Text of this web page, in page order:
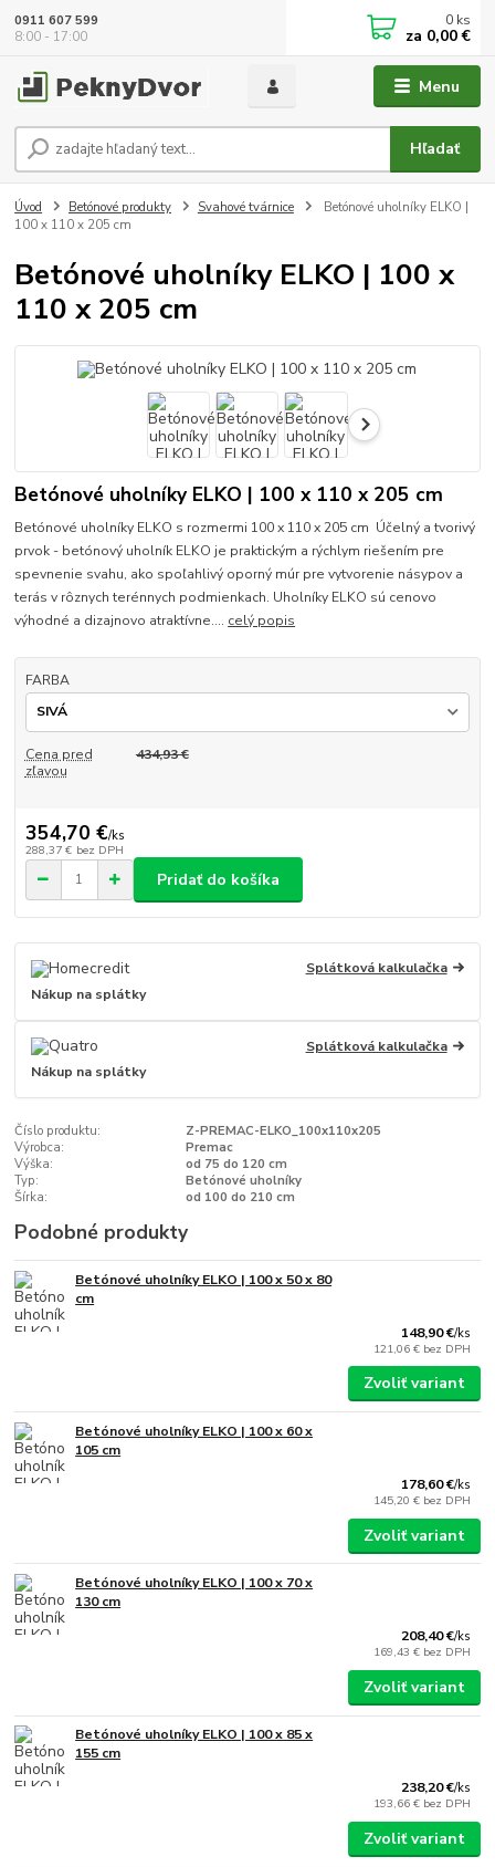
Menu
Hľadať
0911 607 599
8:00 - 17:00
0 ks
za 0,00 €
Úvod Betónové produkty Svahové tvárnice
Betónové uholníky ELKO |
100 x 110 x 205 cm
Betónové uholníky ELKO | 100 x
110 x 205 cm
Betónové uholníky ELKO | 100 x 110 x 205 cm
Betónové uholníky ELKO s rozmermi 100 x 110 x 205 cm Účelný a tvorivý
prvok - betónový uholník ELKO je praktickým a rýchlym riešením pre
spevnenie svahu, ako spoľahlivý oporný múr pre vytvorenie násypov a
terás v rôznych terénnych podmienkach. Uholníky ELKO sú cenovo
výhodné a dizajnovo atraktívne.... celý popis
FARBA
Cena pred
zľavou
434,93 €
354,70 €/ks
288,37 € bez DPH
Pridať do košíka
Splátková kalkulačka
Nákup na splátky
Splátková kalkulačka
Nákup na splátky
Číslo produktu:
Z-PREMAC-ELKO_100x110x205
Výrobca:
Premac
Výška:
od 75 do 120 cm
Typ:
Betónové uholníky
Šírka:
od 100 do 210 cm
Podobné produkty
Betónové uholníky ELKO | 100 x 50 x 80
cm
148,90 €/ks
121,06 € bez DPH
Zvoliť variant
Betónové uholníky ELKO | 100 x 60 x
105 cm
178,60 €/ks
145,20 € bez DPH
Zvoliť variant
Betónové uholníky ELKO | 100 x 70 x
130 cm
208,40 €/ks
169,43 € bez DPH
Zvoliť variant
Betónové uholníky ELKO | 100 x 85 x
155 cm
238,20 €/ks
193,66 € bez DPH
Zvoliť variant